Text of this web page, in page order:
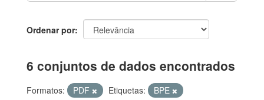
Ordenar por
6 conjuntos de dados encontrados
Formatos: PDF Etiquetas:
BPE